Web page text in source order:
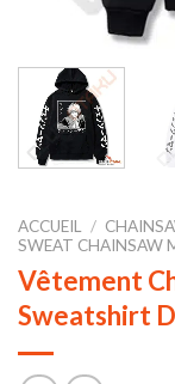
ACCUEIL /
SWEAT CHAINSAW
Vêtement
Sweatshirt